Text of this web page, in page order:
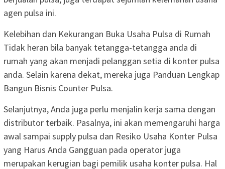
agen pulsa ini.
Kelebihan dan Kekurangan Buka Usaha Pulsa di Rumah
Tidak heran bila banyak tetangga-tetangga anda di
rumah yang akan menjadi pelanggan setia di konter pulsa
anda. Selain karena dekat, mereka juga Panduan Lengkap
Bangun Bisnis Counter Pulsa.
Selanjutnya, Anda juga perlu menjalin kerja sama dengan
distributor terbaik. Pasalnya, ini akan memengaruhi harga
awal sampai supply pulsa dan Resiko Usaha Konter Pulsa
yang Harus Anda Gangguan pada operator juga
merupakan kerugian bagi pemilik usaha konter pulsa. Hal